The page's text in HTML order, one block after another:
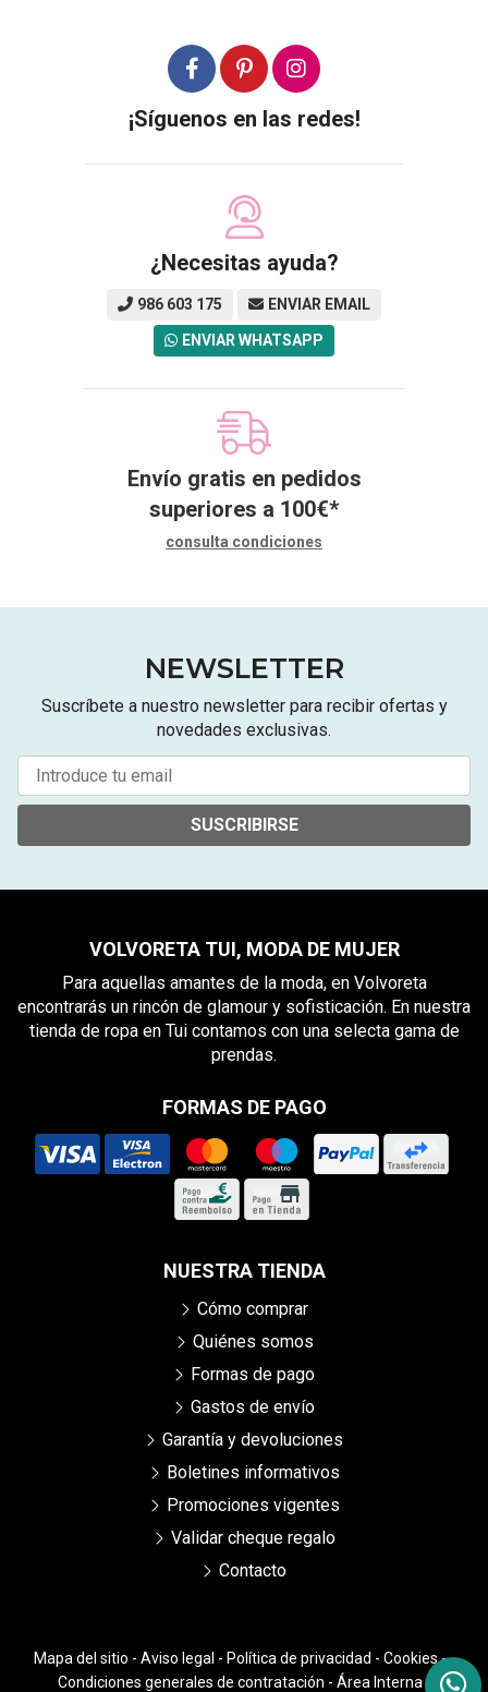
¡Síguenos en las redes!
¿Necesitas ayuda?
986 603 175 ENVIAR EMAIL
ENVIAR WHATSAPP
Envío gratis en pedidos
superiores a 100€*
consulta condiciones
NEWSLETTER
Suscríbete a nuestro newsletter para recibir ofertas y
novedades exclusivas.
SUSCRIBIRSE
VOLVORETA TUI, MODA DE MUJER
Para aquellas amantes de la moda, en Volvoreta
encontrarás un rincón de glamour y sofisticación. En nuestra
tienda de ropa en Tui contamos con una selecta gama de
prendas.
FORMAS DE PAGO
NUESTRA TIENDA
Cómo comprar
Quiénes somos
Formas de pago
Gastos de envío
Garantía y devoluciones
Boletines informativos
Promociones vigentes
Validar cheque regalo
Contacto
Mapa del sitio - Aviso legal - Política de privacidad - Cookies-
Condiciones generales de contratación - Área Interna